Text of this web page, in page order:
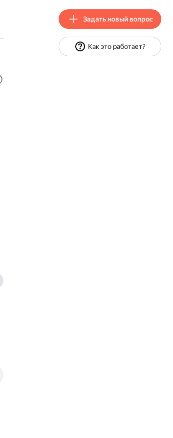
Задать новый вопрос
Как это работает?